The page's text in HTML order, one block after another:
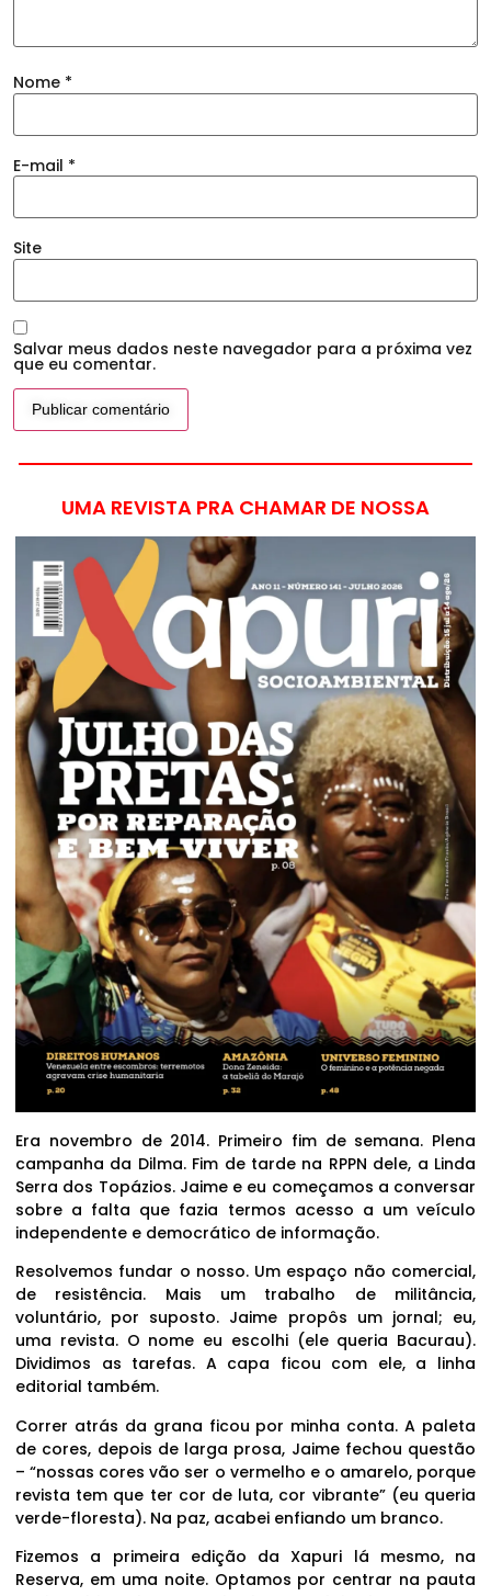
Nome *
E-mail *
Site
Salvar meus dados neste navegador para a próxima vez
que eu comentar.
UMA REVISTA PRA CHAMAR DE NOSSA
Era novembro de 2014. Primeiro fim de semana. Plena
campanha da Dilma. Fim de tarde na RPPN dele, a Linda
Serra dos Topázios. Jaime e eu começamos a conversar
sobre a falta que fazia termos acesso a um veículo
independente e democrático de informação.
Resolvemos fundar o nosso. Um espaço não comercial,
de resistência. Mais um trabalho de militância,
voluntário, por suposto. Jaime propôs um jornal; eu,
uma revista. O nome eu escolhi (ele queria Bacurau).
Dividimos as tarefas. A capa ficou com ele, a linha
editorial também.
Correr atrás da grana ficou por minha conta. A paleta
de cores, depois de larga prosa, Jaime fechou questão
– “nossas cores vão ser o vermelho e o amarelo, porque
revista tem que ter cor de luta, cor vibrante” (eu queria
verde-floresta). Na paz, acabei enfiando um branco.
Fizemos a primeira edição da Xapuri lá mesmo, na
Reserva, em uma noite. Optamos por centrar na pauta